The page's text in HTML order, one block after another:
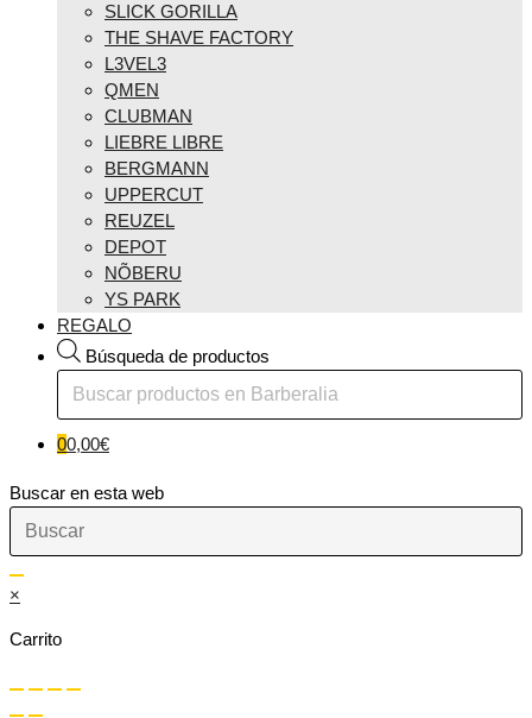
SLICK GORILLA
THE SHAVE FACTORY
L3VEL3
QMEN
CLUBMAN
LIEBRE LIBRE
BERGMANN
UPPERCUT
REUZEL
DEPOT
NÕBERU
YS PARK
REGALO
Búsqueda de productos
00,00€
Buscar en esta web
×
Carrito